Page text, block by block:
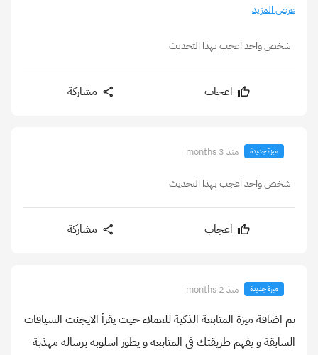
عرض المزيد
شخص واحد اعجب بهذا التحديث
اعجاب مشاركة
ميزة جديدة منذ 3 months
شخص واحد اعجب بهذا التحديث
اعجاب مشاركة
ميزة جديدة منذ 2 months
تم اضافة ميزة المتابعة الذكية للعملاء حيث يقرأ الايجنت السياقات
السابقة و يفهم طريقتك فى المتابعه و يطور اسلوبه برساله مهذبة